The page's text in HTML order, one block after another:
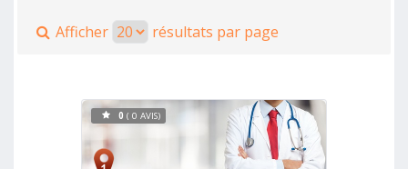
Afficher résultats par page
Voir
0 ( 0 AVIS)